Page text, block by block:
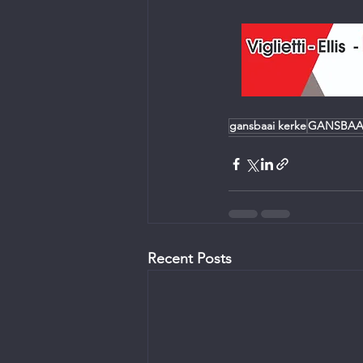
gansbaai kerke
Recent Posts